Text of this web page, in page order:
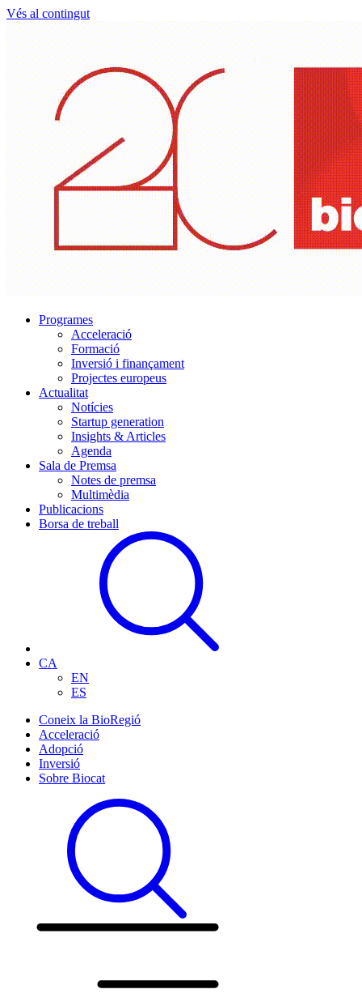
Vés al contingut
Programes
Acceleració
Formació
Inversió i finançament
Projectes europeus
Actualitat
Notícies
Startup generation
Insights & Articles
Agenda
Sala de Premsa
Notes de premsa
Multimèdia
Publicacions
Borsa de treball
CA
EN
ES
Coneix la BioRegió
Acceleració
Adopció
Inversió
Sobre Biocat